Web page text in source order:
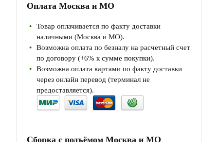
Оплата Москва и МО
Товар оплачивается по факту доставки
наличными (Москва и МО).
Возможна оплата по безналу на расчетный счет
по договору (+6% к сумме покупки).
Возможна оплата картами по факту доставки
через онлайн перевод (терминал не
предоставляется).
Сборка с подъёмом Москва и МО